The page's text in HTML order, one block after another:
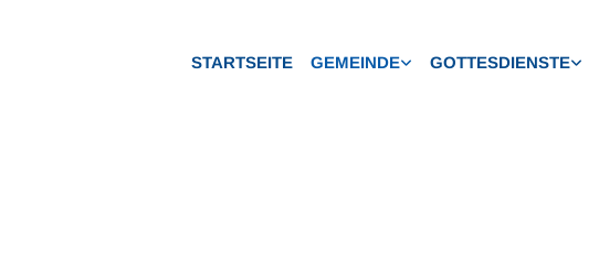
STARTSEITE GEMEINDE GOTTESDIENSTE